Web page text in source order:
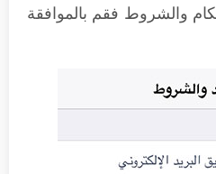
والشروط فقم بالموافقة